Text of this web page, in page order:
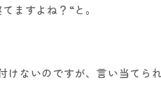
ますよね？ “と。
けないのですが、言い当てら